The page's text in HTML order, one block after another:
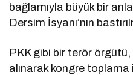
bağlamıyla büyük bir
Dersim İsyanı’nın
PKK gibi bir terör
alınarak kongre toplama